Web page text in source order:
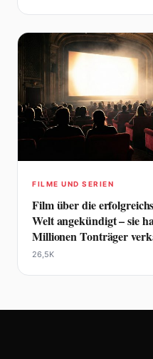
FILME UND SERIEN
Film über die
Welt angekündigt – sie
Millionen Tonträger
26,5K